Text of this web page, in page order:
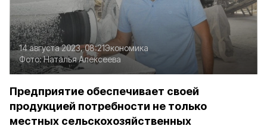
14 августа 2023, 08:21Экономика
Фото:Наталья Алексеева
Предприятие обеспечивает своей
продукцией потребности не только
местных сельскохозяйственных